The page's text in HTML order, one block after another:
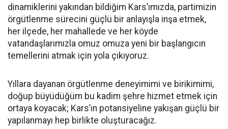
dinamiklerini yakından bildiğim Kars’ımızda, partimizin
örgütlenme sürecini güçlü bir anlayışla inşa etmek,
her ilçede, her mahallede ve her köyde
vatandaşlarımızla omuz omuza yeni bir başlangıcın
temellerini atmak için yola çıkıyoruz.
Yıllara dayanan örgütlenme deneyimimi ve birikimimi,
doğup büyüdüğüm bu kadim şehre hizmet etmek için
ortaya koyacak; Kars’ın potansiyeline yakışan güçlü bir
yapılanmayı hep birlikte oluşturacağız.